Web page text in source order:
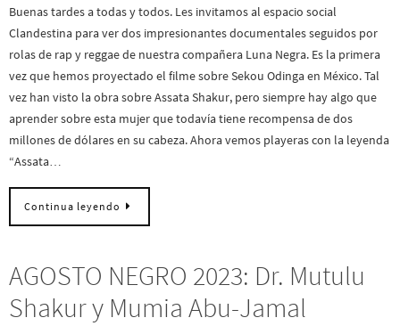
Buenas tardes a todas y todos. Les invitamos al espacio social
Clandestina para ver dos impresionantes documentales seguidos por
rolas de rap y reggae de nuestra compañera Luna Negra. Es la primera
vez que hemos proyectado el filme sobre Sekou Odinga en México. Tal
vez han visto la obra sobre Assata Shakur, pero siempre hay algo que
aprender sobre esta mujer que todavía tiene recompensa de dos
millones de dólares en su cabeza. Ahora vemos playeras con la leyenda
“Assata…
Continua leyendo
AGOSTO NEGRO 2023: Dr. Mutulu
Shakur y Mumia Abu-Jamal